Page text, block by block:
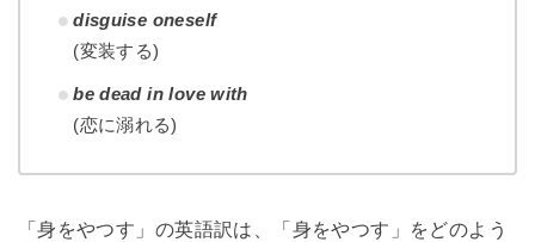
disguise oneself
(変装する)
be dead in love with
(恋に溺れる)
「身をやつす」の英語訳は、「身をやつす」をどのよう